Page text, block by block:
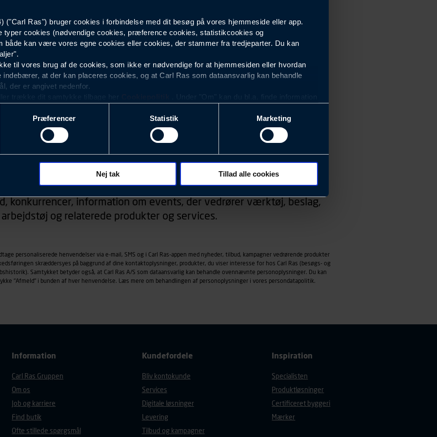
("Carl Ras") bruger cookies i forbindelse med dit besøg på vores hjemmeside eller app.
typer cookies (nødvendige cookies, præference cookies, statistikcookies og
både kan være vores egne cookies eller cookies, der stammer fra tredjeparter. Du kan
til vores brug af de cookies, som ikke er nødvendige for at hjemmesiden eller hvordan
indebærer, at der kan placeres cookies, og at Carl Ras som dataansvarlig kan behandle
der er angivet nedenfor.
trække dit samtykke tilbage her
. Under "Om" kan du bl.a. finde information
med det formål at optimere design, brugervenlighed og effektiviteten af vores
analyser af, hvilke oplysninger der er mest populære, og som derfor skal være nemme at
hvad der klikkes på, sider/indhold der besøges, browsertype, søgeord, IP-adresse,
(computer, smartphone mv.) samt de features, der anvendes.
sig på. Til dette formål behandles der personoplysninger om dit foretrukne sprog, og den
af vores platforme (hjemmeside og app), herunder færden på siderne, tidspunkt, hvad der
browsertype, søgeord, IP-adresse, informationer om enhedstype (computer,
der anvendes.
Præferencer Statistik Marketing
Nej tak Tillad alle cookies
Herre
Nyhedsbrev
konkurrencer, information om events, der vedrører værktøj, beslag,
arbejdstøj og relaterede produkter og services.
personaliserede henvendelser via e-mail, SMS og i Carl Ras-appen med nyheder, tilbud, kampagner vedrørende produkter
skræddersyes på baggrund af dine kontaktoplysninger, produkter, du viser interesse for hos Carl Ras (besøgs- og
Samtykket betyder også, at Carl Ras A/S som dataansvarlig kan behandle ovennævnte personoplysninger. Du kan
"Afmeld" i bunden af hver henvendelse. Læs mere om behandlingen af personoplysninger i vores persondatapolitik.
Information
Carl Ras Gruppen
Om os
Job og karriere
Find butik
Ofte stillede spørgsmål
Kundefordele
Bliv kontokunde
Services
Digitale løsninger
Levering
Tilbud og kampagner
Inspiration
Specialisten
Produktløsninger
Certificeret byggeri
Mærker